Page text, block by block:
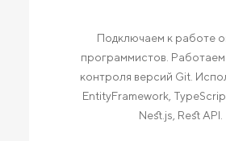
Подключаем к работе
программистов.
контроля версий Git.
EntityFramework,
Nest.js, Rest API.